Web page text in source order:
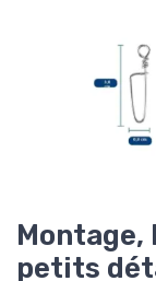
Montage,
petits